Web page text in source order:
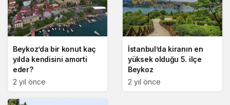
Beykoz’da bir konut kaç
yılda kendisini amorti
eder?
2 yıl önce
İstanbul’da kiranın en
yüksek olduğu 5. ilçe
Beykoz
2 yıl önce